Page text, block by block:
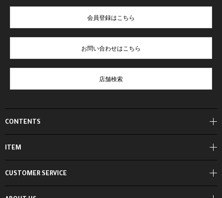
CONTENTS
ITEM
会員登録はこちら
お問い合わせはこちら
店舗検索
CUSTOMER SERVICE